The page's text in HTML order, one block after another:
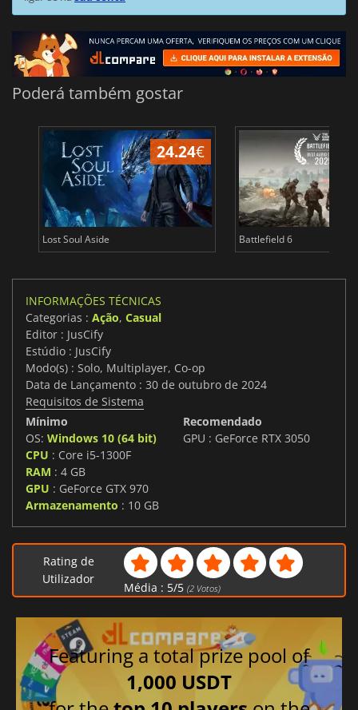
Poderá também gostar
24.24€
Lost Soul Aside Battlefield 6
INFORMAÇÕES TÉCNICAS
Categorias : Ação, Casual
Editor : JusCify
Estúdio : JusCify
Modo(s) : Solo, Multiplayer, Co-op
Data de Lançamento : 30 de outubro de 2024
Requisitos de Sistema
Mínimo
OS: Windows 10 (64 bit)
CPU : Core i5-1300F
RAM : 4 GB
GPU : GeForce GTX 970
Armazenamento : 10 GB
Recomendado
GPU : GeForce RTX 3050
Rating de
Utilizador
Média : 5/5 (2Votos)
Featuring a total prize pool of
1,000 USDT